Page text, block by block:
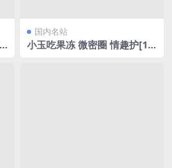
国内名站
小玉吃果冻 微密圈 情趣护[19